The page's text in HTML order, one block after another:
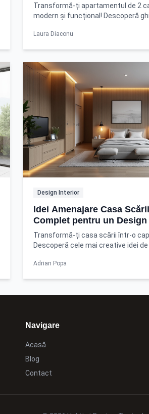
Transformă-ți apartamentul de 2
modern și funcțional! Descoperă
Laura Diaconu
Design Interior
Idei Amenajare Casa
Complet pentru un Design
Transformă-ți casa scării într-o
Descoperă cele mai creative idei
proiectul
Adrian Popa
Navigare
Acasă
Blog
Contact